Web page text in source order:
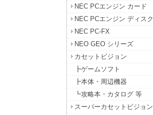
NEC PCエンジン カード
NEC PCエンジン ディスク
NEC PC-FX
NEO GEO シリーズ
カセットビジョン
┣ゲームソフト
┣本体・周辺機器
┗攻略本・カタログ 等
スーパーカセットビジョン